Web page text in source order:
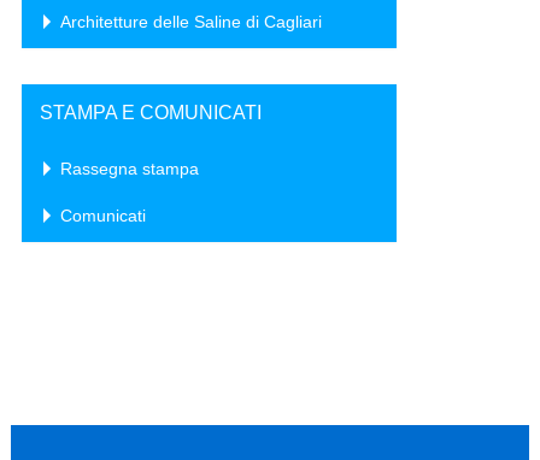
Architetture delle Saline di Cagliari
STAMPA E COMUNICATI
Rassegna stampa
Comunicati